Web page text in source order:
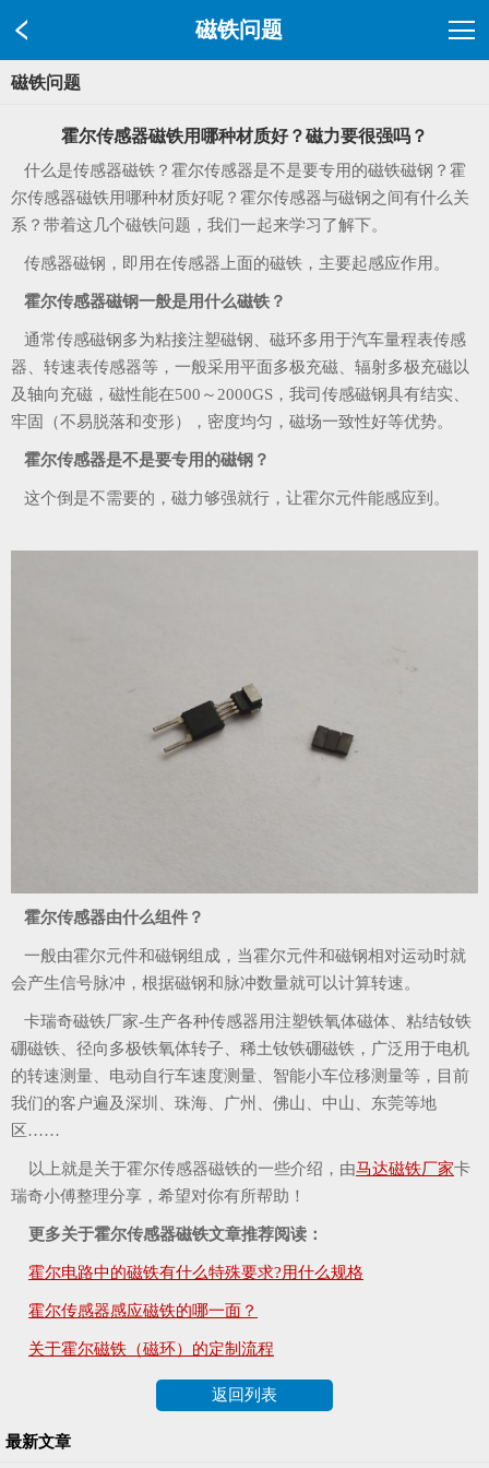
磁铁问题
磁铁问题
霍尔传感器磁铁用哪种材质好？磁力要很强吗？
什么是传感器磁铁？霍尔传感器是不是要专用的磁铁磁钢？霍
尔传感器磁铁用哪种材质好呢？霍尔传感器与磁钢之间有什么关
系？带着这几个磁铁问题，我们一起来学习了解下。
传感器磁钢，即用在传感器上面的磁铁，主要起感应作用。
霍尔传感器磁钢一般是用什么磁铁？
通常传感磁钢多为粘接注塑磁钢、磁环多用于汽车量程表传感
器、转速表传感器等，一般采用平面多极充磁、辐射多极充磁以
及轴向充磁，磁性能在500～2000GS，我司传感磁钢具有结实、
牢固（不易脱落和变形），密度均匀，磁场一致性好等优势。
霍尔传感器是不是要专用的磁钢？
这个倒是不需要的，磁力够强就行，让霍尔元件能感应到。
霍尔传感器由什么组件？
一般由霍尔元件和磁钢组成，当霍尔元件和磁钢相对运动时就
会产生信号脉冲，根据磁钢和脉冲数量就可以计算转速。
卡瑞奇磁铁厂家-生产各种传感器用注塑铁氧体磁体、粘结钕铁
硼磁铁、径向多极铁氧体转子、稀土钕铁硼磁铁，广泛用于电机
的转速测量、电动自行车速度测量、智能小车位移测量等，目前
我们的客户遍及深圳、珠海、广州、佛山、中山、东莞等地
区……
以上就是关于霍尔传感器磁铁的一些介绍，由马达磁铁厂家卡
瑞奇小傅整理分享，希望对你有所帮助！
更多关于霍尔传感器磁铁文章推荐阅读：
霍尔电路中的磁铁有什么特殊要求?用什么规格
霍尔传感器感应磁铁的哪一面？
关于霍尔磁铁（磁环）的定制流程
返回列表
最新文章